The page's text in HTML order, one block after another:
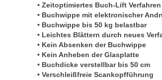
• Zeitoptimiertes Buch-Lift Verfahren
• Buchwippe mit elektronischer
• Buchwippe bis 50 kg belastbar
• Leichtes Blättern durch neues
• Kein Absenken der Buchwippe
• Kein Anheben der Glasplatte
• Buchdicke verstellbar bis 50 cm
• Verschleißfreie Scankopfführung